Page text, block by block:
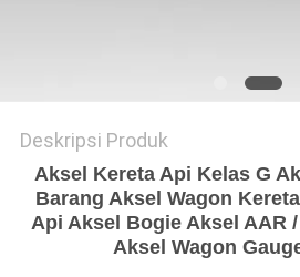
Deskripsi Produk
Aksel Kereta Api Kelas G
Barang Aksel Wagon
Api Aksel Bogie Aksel AAR /
Aksel Wagon